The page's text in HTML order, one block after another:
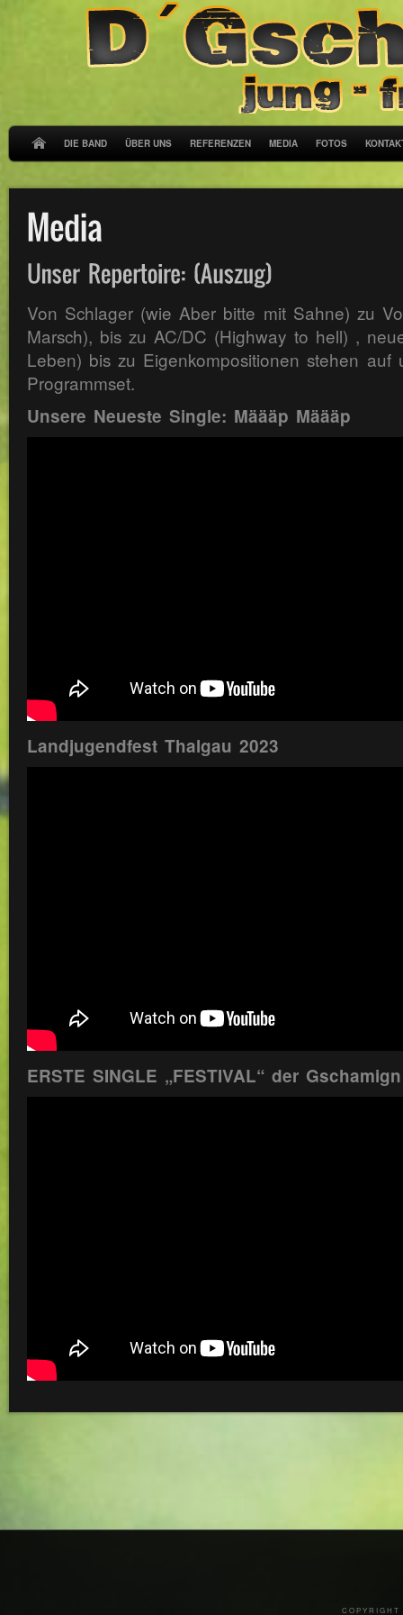
DIE BAND ÜBER UNS REFERENZEN MEDIA FOTOS
Von Schlager (wie Aber bitte mit Sahne) zu
Marsch), bis zu AC/DC (Highway to hell) ,
Leben) bis zu Eigenkompositionen stehen auf
Programmset.
Unsere Neueste Single: Määäp Määäp
Landjugendfest Thalgau 2023
ERSTE SINGLE „FESTIVAL“ der
COPYRIGHT